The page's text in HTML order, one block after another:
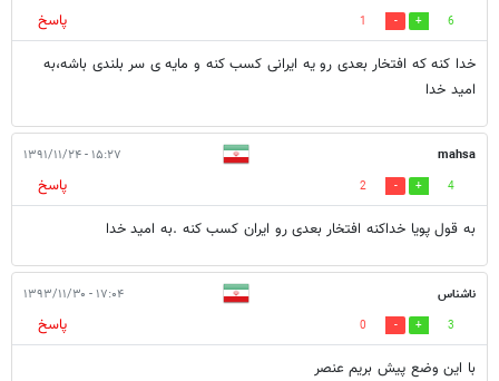
6
1
پاسخ
خدا کنه که افتخار بعدی رو یه ایرانی کسب کنه و مایه ی سر بلندی باشه،به
امید خدا
mahsa ۱۵:۲۷ - ۱۳۹۱/۱۱/۲۴
4
2
پاسخ
به قول پویا خداکنه افتخار بعدی رو ایران کسب کنه .به امید خدا
ناشناس ۱۷:۰۴ - ۱۳۹۳/۱۱/۳۰
3
0
پاسخ
با این وضع پیش بریم عنصر